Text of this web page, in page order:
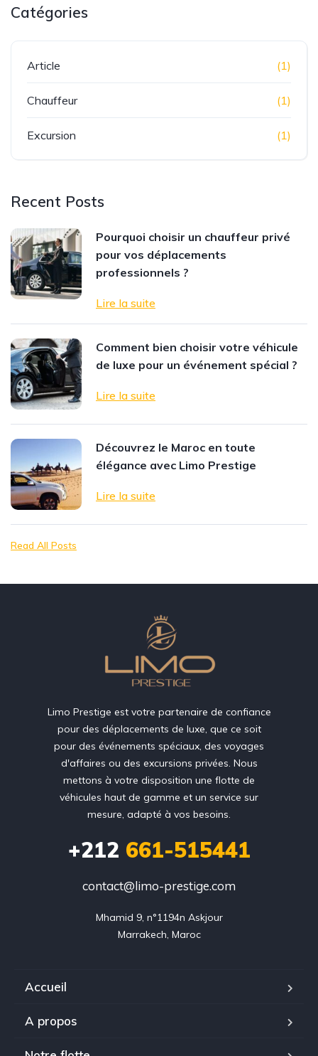
Catégories
Article (1)
Chauffeur (1)
Excursion (1)
Recent Posts
Pourquoi choisir un chauffeur privé
pour vos déplacements
professionnels ?
Lire la suite
Comment bien choisir votre véhicule
de luxe pour un événement spécial ?
Lire la suite
Découvrez le Maroc en toute
élégance avec Limo Prestige
Lire la suite
Read All Posts
Limo Prestige est votre partenaire de confiance
pour des déplacements de luxe, que ce soit
pour des événements spéciaux, des voyages
d'affaires ou des excursions privées. Nous
mettons à votre disposition une flotte de
véhicules haut de gamme et un service sur
mesure, adapté à vos besoins.
+212 661-515441
contact@limo-prestige.com
Mhamid 9, n°1194n Askjour
Marrakech, Maroc
Accueil
A propos